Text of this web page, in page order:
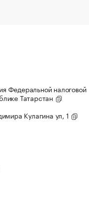
Федеральной налоговой
Татарстан
Кулагина ул, 1